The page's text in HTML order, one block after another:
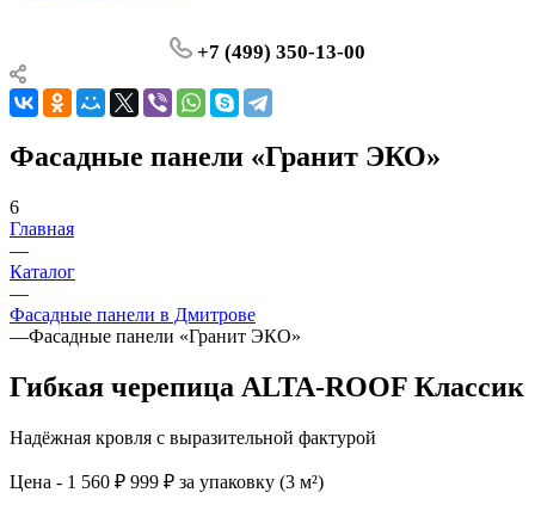
+7 (499) 350-13-00
Фасадные панели «Гранит ЭКО»
6
Главная
—
Каталог
—
Фасадные панели в Дмитрове
—Фасадные панели «Гранит ЭКО»
Гибкая черепица ALTA-ROOF Классик
Надёжная кровля с выразительной фактурой
Цена - 1 560 ₽ 999 ₽ за упаковку (3 м²)